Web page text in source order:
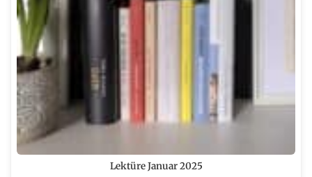
Lektüre Januar 2025